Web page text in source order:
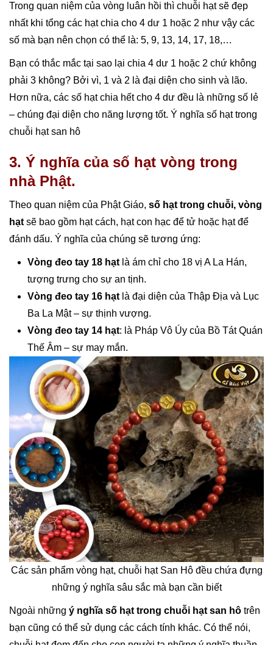
Trong quan niệm của vòng luân hồi thì chuỗi hạt sẽ đẹp
nhất khi tổng các hạt chia cho 4 dư 1 hoặc 2 như vậy các
số mà bạn nên chọn có thể là: 5, 9, 13, 14, 17, 18,…
Bạn có thắc mắc tại sao lại chia 4 dư 1 hoặc 2 chứ không
phải 3 không? Bởi vì, 1 và 2 là đại diện cho sinh và lão.
Hơn nữa, các số hạt chia hết cho 4 dư đều là những số lẻ
– chúng đại diện cho năng lượng tốt. Ý nghĩa số hạt trong
chuỗi hạt san hô
3. Ý nghĩa của số hạt vòng trong
nhà Phật.
Theo quan niệm của Phật Giáo, số hạt trong chuỗi, vòng
hạt sẽ bao gồm hạt cách, hạt con hạc để tử hoặc hạt để
đánh dấu. Ý nghĩa của chúng sẽ tương ứng:
Vòng đeo tay 18 hạt là ám chỉ cho 18 vị A La Hán,
tượng trưng cho sự an tịnh.
Vòng đeo tay 16 hạt là đại diện của Thập Địa và Lục
Ba La Mật – sự thịnh vượng.
Vòng đeo tay 14 hạt: là Pháp Vô Úy của Bồ Tát Quán
Thế Âm – sự may mắn.
Các sản phẩm vòng hạt, chuỗi hạt San Hô đều chứa đựng
những ý nghĩa sâu sắc mà bạn cần biết
Ngoài những ý nghĩa số hạt trong chuỗi hạt san hô trên
bạn cũng có thể sử dụng các cách tính khác. Có thể nói,